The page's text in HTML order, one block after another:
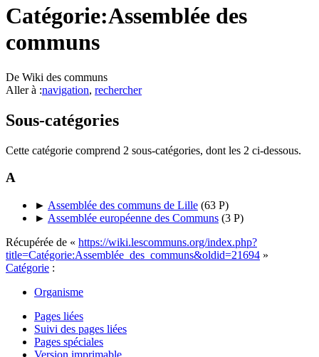
Catégorie:Assemblée des
communs
De Wiki des communs
Aller à :navigation, rechercher
Sous-catégories
Cette catégorie comprend 2 sous-catégories, dont les 2 ci-dessous.
A
► Assemblée des communs de Lille (63 P)
► Assemblée européenne des Communs (3 P)
Récupérée de « https://wiki.lescommuns.org/index.php?
title=Catégorie:Assemblée_des_communs&oldid=21694 »
Catégorie :
Organisme
Pages liées
Suivi des pages liées
Pages spéciales